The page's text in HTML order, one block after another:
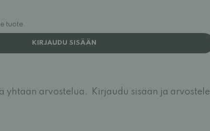
tuote.
KIRJAUDU SISÄÄN
yhtään arvostelua.
Kirjaudu sisään ja arvostele